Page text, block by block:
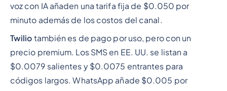
voz con IA añaden una tarifa fija de $0.050 por
minuto además de los costos del canal.
Twilio también es de pago por uso, pero con un
precio premium. Los SMS en EE. UU. se listan a
$0.0079 salientes y $0.0075 entrantes para
códigos largos. WhatsApp añade $0.005 por